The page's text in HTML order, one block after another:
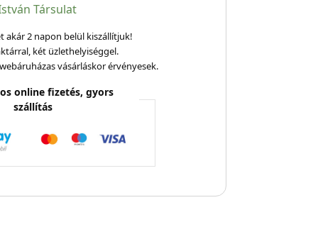
Társulat
akár 2 napon belül kiszállítjuk!
két üzlethelyiséggel.
vásárláskor érvényesek.
online fizetés, gyors
szállítás